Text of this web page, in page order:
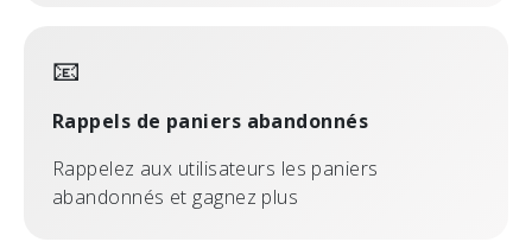
📧
Rappels de paniers abandonnés
Rappelez aux utilisateurs les paniers
abandonnés et gagnez plus